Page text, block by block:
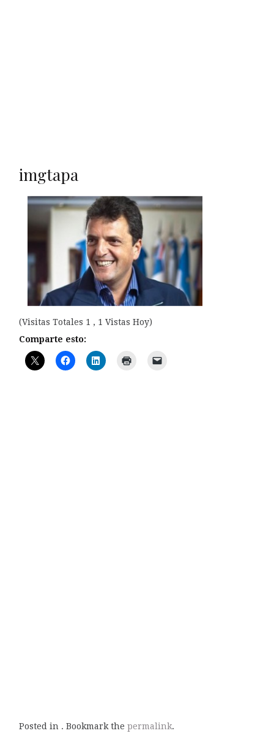
imgtapa
(Visitas Totales 1 , 1 Vistas Hoy)
Comparte esto:
Posted in . Bookmark the permalink.